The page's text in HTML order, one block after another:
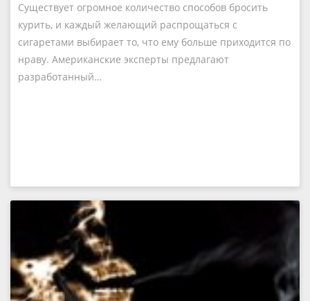
Существует огромное количество способов бросить
курить, и каждый желающий распрощаться с
сигаретами выбирает то, что ему больше приходится по
нраву. Американские эксперты предлагают
разработанный…